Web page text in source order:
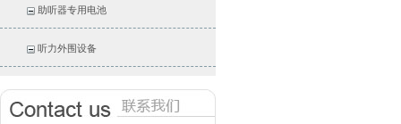
助听器专用电池
听力外围设备